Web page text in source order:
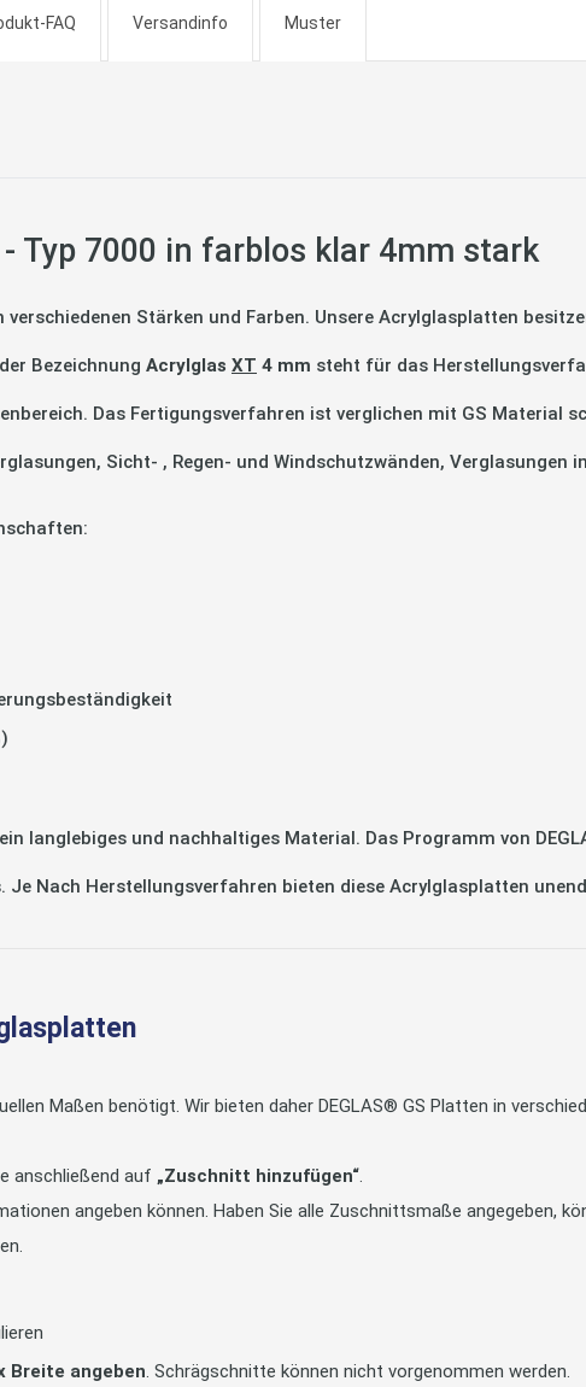
Typ 7000 in farblos klar 4mm stark
Stärken und Farben. Unsere Acrylglasplatten
Bezeichnung Acrylglas XT 4 mm steht für das
Das Fertigungsverfahren ist verglichen mit GS Material
Sicht- , Regen- und Windschutzwänden, Verglasungen
langlebiges und nachhaltiges Material. Das Programm von
Nach Herstellungsverfahren bieten diese Acrylglasplatten
Maßen benötigt. Wir bieten daher DEGLAS® GS Platten in
anschließend auf „Zuschnitt hinzufügen“
angeben können. Haben Sie alle Zuschnittsmaße angegeben,
Breite angeben . Schrägschnitte können nicht vorgenommen werden.
FAQ Versandinfo Muster